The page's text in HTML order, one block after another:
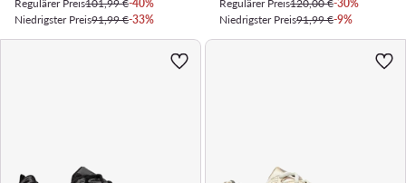
Regulärer Preis101,99 €-40%
Niedrigster Preis91,99 €-33%
Regulärer Preis120,00 €-30%
Niedrigster Preis91,99 €-9%